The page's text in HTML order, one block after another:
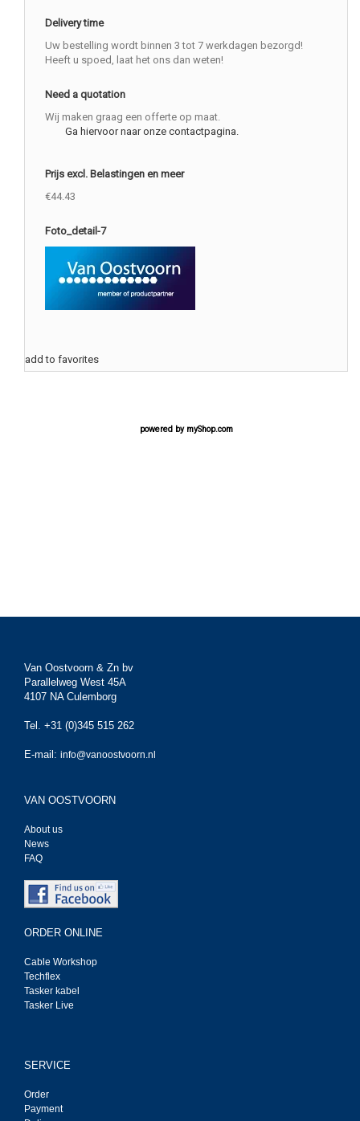
Delivery time
Uw bestelling wordt binnen 3 tot 7 werkdagen bezorgd!
Heeft u spoed, laat het ons dan weten!
Need a quotation
Wij maken graag een offerte op maat.
Ga hiervoor naar onze contactpagina.
Prijs excl. Belastingen en meer
€44.43
Foto_detail-7
add to favorites
powered by myShop.com
Van Oostvoorn & Zn bv
Parallelweg West 45A
4107 NA Culemborg
Tel. +31 (0)345 515 262
E-mail: info@vanoostvoorn.nl
VAN OOSTVOORN
About us
News
FAQ
ORDER ONLINE
Cable Workshop
Techflex
Tasker kabel
Tasker Live
SERVICE
Order
Payment